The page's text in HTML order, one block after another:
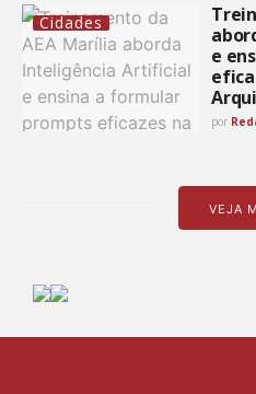
Cidades
e
por
VEJA